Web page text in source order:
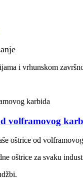
i vrhunskom
volframovog
oštrice od
oštrice za svaku